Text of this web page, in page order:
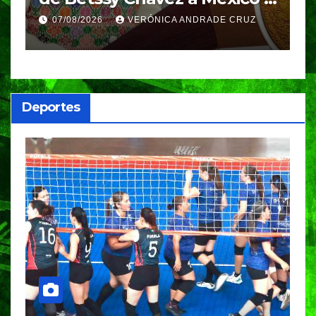
Azul, en Cazones, Veracruz
07/08/2026 VERÓNICA ANDRADE CRUZ
Deportes